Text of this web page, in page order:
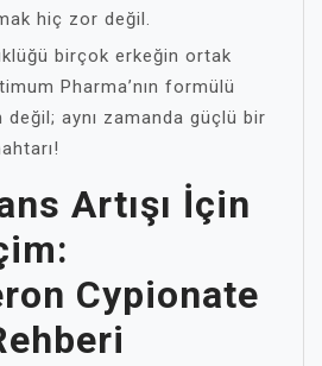
hiç zor değil.
birçok erkeğin ortak
Pharma’nın formülü
aynı zamanda güçlü bir
Artışı İçin
Cypionate